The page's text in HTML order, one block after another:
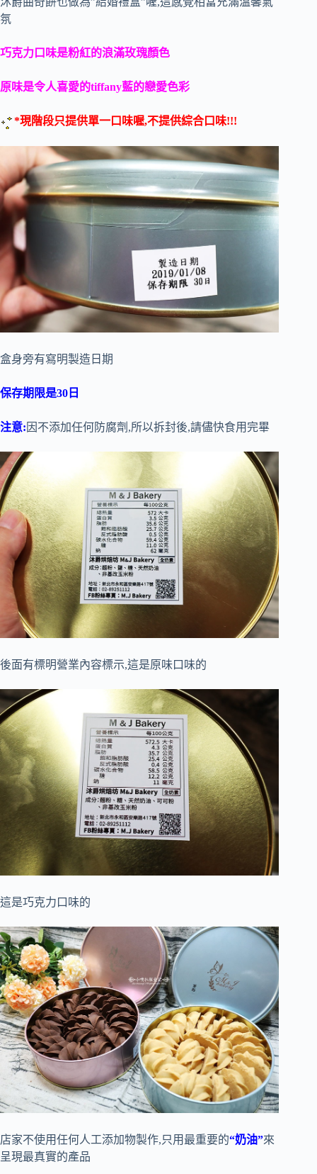
氛
巧克力口味是粉紅的浪滿玫瑰顏色
原味是令人喜愛的tiffany藍的戀愛色彩
*現階段只提供單一口味喔,不提供綜合口味!!!
盒身旁有寫明製造日期
保存期限是30日
注意: 因不添加任何防腐劑,所以拆封後,請儘快食用完畢
後面有標明營業內容標示,這是原味口味的
這是巧克力口味的
店家不使用任何人工添加物製作,只用最重要的“奶油”來
呈現最真實的產品